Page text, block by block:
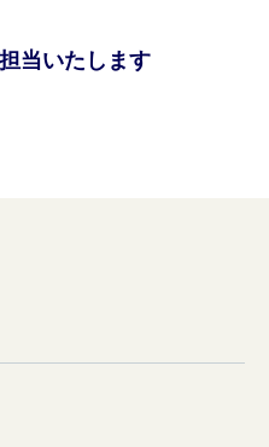
当いたします